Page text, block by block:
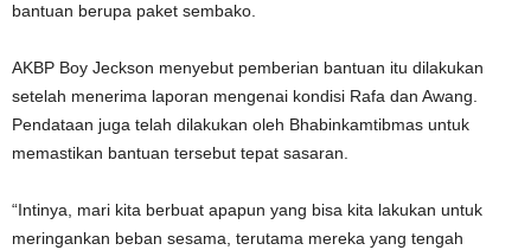
bantuan berupa paket sembako.
AKBP Boy Jeckson menyebut pemberian bantuan itu dilakukan
setelah menerima laporan mengenai kondisi Rafa dan Awang.
Pendataan juga telah dilakukan oleh Bhabinkamtibmas untuk
memastikan bantuan tersebut tepat sasaran.
“Intinya, mari kita berbuat apapun yang bisa kita lakukan untuk
meringankan beban sesama, terutama mereka yang tengah